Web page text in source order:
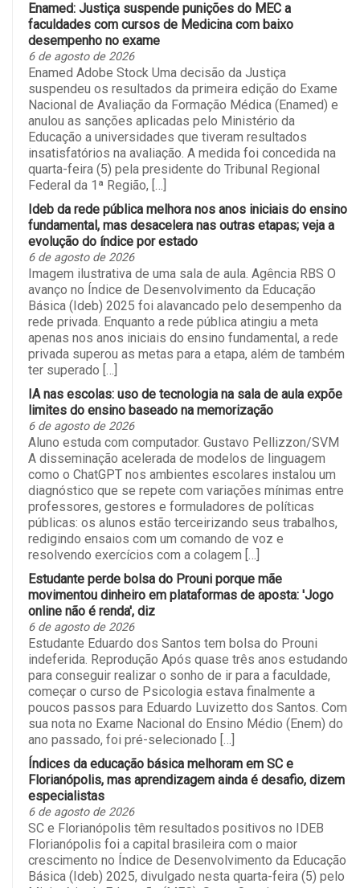
Enamed: Justiça suspende punições do MEC a
faculdades com cursos de Medicina com baixo
desempenho no exame
6 de agosto de 2026
Enamed Adobe Stock Uma decisão da Justiça
suspendeu os resultados da primeira edição do Exame
Nacional de Avaliação da Formação Médica (Enamed) e
anulou as sanções aplicadas pelo Ministério da
Educação a universidades que tiveram resultados
insatisfatórios na avaliação. A medida foi concedida na
quarta-feira (5) pela presidente do Tribunal Regional
Federal da 1ª Região, […]
Ideb da rede pública melhora nos anos iniciais do ensino
fundamental, mas desacelera nas outras etapas; veja a
evolução do índice por estado
6 de agosto de 2026
Imagem ilustrativa de uma sala de aula. Agência RBS O
avanço no Índice de Desenvolvimento da Educação
Básica (Ideb) 2025 foi alavancado pelo desempenho da
rede privada. Enquanto a rede pública atingiu a meta
apenas nos anos iniciais do ensino fundamental, a rede
privada superou as metas para a etapa, além de também
ter superado […]
IA nas escolas: uso de tecnologia na sala de aula expõe
limites do ensino baseado na memorização
6 de agosto de 2026
Aluno estuda com computador. Gustavo Pellizzon/SVM
A disseminação acelerada de modelos de linguagem
como o ChatGPT nos ambientes escolares instalou um
diagnóstico que se repete com variações mínimas entre
professores, gestores e formuladores de políticas
públicas: os alunos estão terceirizando seus trabalhos,
redigindo ensaios com um comando de voz e
resolvendo exercícios com a colagem […]
Estudante perde bolsa do Prouni porque mãe
movimentou dinheiro em plataformas de aposta: 'Jogo
online não é renda', diz
6 de agosto de 2026
Estudante Eduardo dos Santos tem bolsa do Prouni
indeferida. Reprodução Após quase três anos estudando
para conseguir realizar o sonho de ir para a faculdade,
começar o curso de Psicologia estava finalmente a
poucos passos para Eduardo Luvizetto dos Santos. Com
sua nota no Exame Nacional do Ensino Médio (Enem) do
ano passado, foi pré-selecionado […]
Índices da educação básica melhoram em SC e
Florianópolis, mas aprendizagem ainda é desafio, dizem
especialistas
6 de agosto de 2026
SC e Florianópolis têm resultados positivos no IDEB
Florianópolis foi a capital brasileira com o maior
crescimento no Índice de Desenvolvimento da Educação
Básica (Ideb) 2025, divulgado nesta quarta-feira (5) pelo